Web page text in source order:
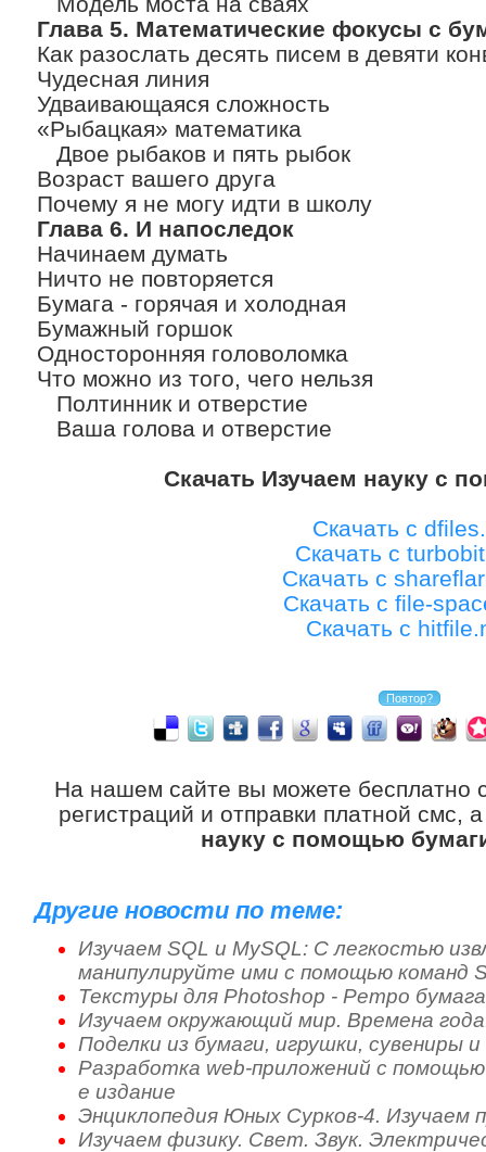
Глава 5. Математические фокусы с
Как разослать десять писем в девяти
Чудесная линия
Удваивающаяся сложность
«Рыбацкая» математика
Двое рыбаков и пять рыбок
Возраст вашего друга
Почему я не могу идти в школу
Глава 6. И напоследок
Начинаем думать
Ничто не повторяется
Бумага - горячая и холодная
Бумажный горшок
Односторонняя головоломка
Что можно из того, чего нельзя
Полтинник и отверстие
Ваша голова и отверстие
Скачать Изучаем науку с
Скачать с
Скачать с
Скачать с
Скачать с file-
Скачать с
На нашем сайте вы можете бесплатно
регистраций и отправки платной смс,
науку с помощью
Другие новости по теме:
Изучаем SQL и MySQL: С легкостью
манипулируйте ими с помощью команд
Текстуры для Photoshop - Ретро бумага
Изучаем окружающий мир. Времена
Поделки из бумаги, игрушки, сувениры и
Разработка web-приложений с
е издание
Энциклопедия Юных Сурков-4. Изучаем
Изучаем физику. Свет. Звук.